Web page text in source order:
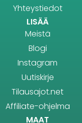
Yhteystiedot
LISÄÄ
Meistä
Blogi
Instagram
Uutiskirje
Tilausajot.net
Affiliate-ohjelma
MAAT